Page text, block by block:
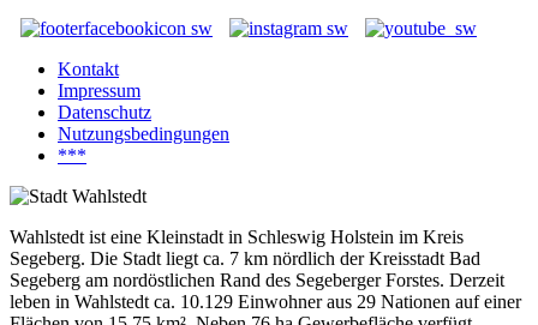
Kontakt
Impressum
Datenschutz
Nutzungsbedingungen
***
Wahlstedt ist eine Kleinstadt in Schleswig Holstein im Kreis
Segeberg. Die Stadt liegt ca. 7 km nördlich der Kreisstadt Bad
Segeberg am nordöstlichen Rand des Segeberger Forstes. Derzeit
leben in Wahlstedt ca. 10.129 Einwohner aus 29 Nationen auf einer